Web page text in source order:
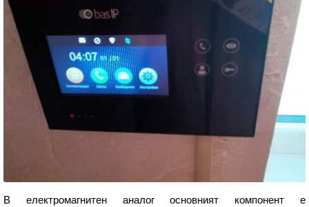
В електромагнитен аналог основният компонент е